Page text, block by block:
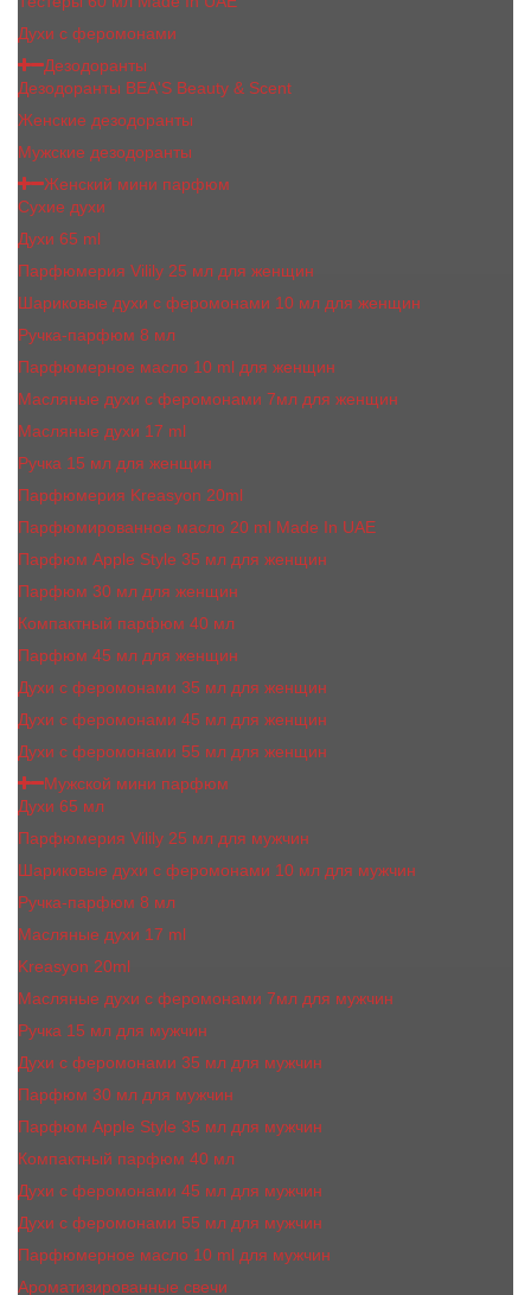
Духи с феромонами
Дезодоранты
Дезодоранты BEA'S Beauty & Scent
Женские дезодоранты
Мужские дезодоранты
Женский мини парфюм
Сухие духи
Духи 65 ml
Парфюмерия Vilily 25 мл для женщин
Шариковые духи с феромонами 10 мл для женщин
Ручка-парфюм 8 мл
Парфюмерное масло 10 ml для женщин
Масляные духи c феромонами 7мл для женщин
Масляные духи 17 ml
Ручка 15 мл для женщин
Парфюмерия Kreasyon 20ml
Парфюмированное масло 20 ml Made In UAE
Парфюм Apple Style 35 мл для женщин
Парфюм 30 мл для женщин
Компактный парфюм 40 мл
Парфюм 45 мл для женщин
Духи с феромонами 35 мл для женщин
Духи с феромонами 45 мл для женщин
Духи с феромонами 55 мл для женщин
Мужской мини парфюм
Духи 65 мл
Парфюмерия Vilily 25 мл для мужчин
Шариковые духи с феромонами 10 мл для мужчин
Ручка-парфюм 8 мл
Масляные духи 17 ml
Kreasyon 20ml
Масляные духи c феромонами 7мл для мужчин
Ручка 15 мл для мужчин
Духи с феромонами 35 мл для мужчин
Парфюм 30 мл для мужчин
Парфюм Apple Style 35 мл для мужчин
Компактный парфюм 40 мл
Духи с феромонами 45 мл для мужчин
Духи с феромонами 55 мл для мужчин
Парфюмерное масло 10 ml для мужчин
Ароматизированные свечи